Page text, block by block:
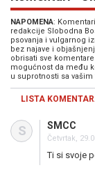
NAPOMENA:
redakcije Slobodna
psovanja i vulgarnog
bez najave i
obrisati sve
mogućnost da među
u suprotnosti sa
LISTA
S SMCC
Četvrtak,
Ti si svoje